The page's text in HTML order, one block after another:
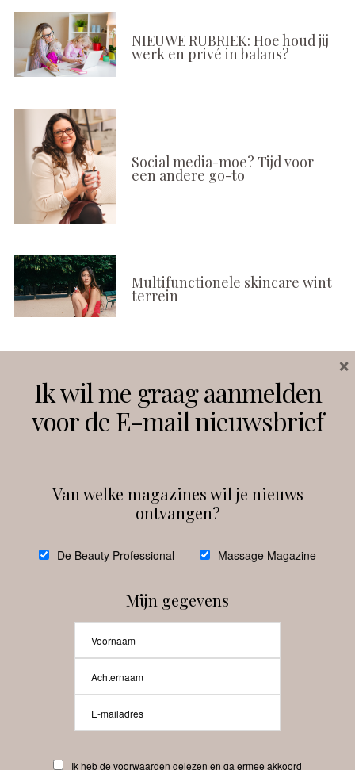
NIEUWE RUBRIEK: Hoe houd jij
werk en privé in balans?
Social media-moe? Tijd voor
een andere go-to
Multifunctionele skincare wint
terrein
Instagram Facebook
debeautyprofessional
Beauty-Pro.nl
Ik wil me graag aanmelden
voor de E-mail nieuwsbrief
Van welke magazines wil je nieuws
ontvangen?
De Beauty Professional Massage Magazine
Mijn gegevens
Ik heb de voorwaarden gelezen en ga ermee akkoord
×